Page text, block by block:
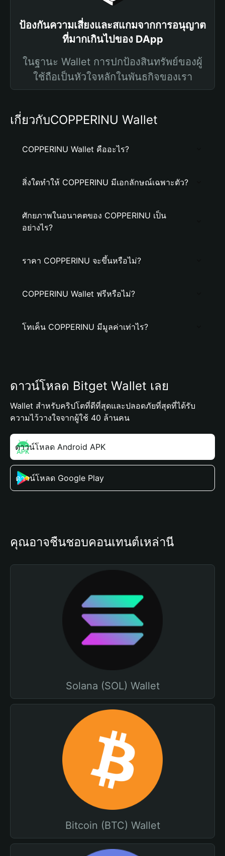
ป้องกันความเสี่ยงและสแกมจากการอนุญาต
ที่มากเกินไปของ DApp
ในฐานะ Wallet การปกป้องสินทรัพย์ของผู้
ใช้ถือเป็นหัวใจหลักในพันธกิจของเรา
เกี่ยวกับCOPPERINU Wallet
COPPERINU Wallet คืออะไร?
สิ่งใดทำให้ COPPERINU มีเอกลักษณ์เฉพาะตัว?
ศักยภาพในอนาคตของ COPPERINU เป็น
อย่างไร?
ราคา COPPERINU จะขึ้นหรือไม่?
COPPERINU Wallet ฟรีหรือไม่?
โทเค็น COPPERINU มีมูลค่าเท่าไร?
ดาวน์โหลด Bitget Wallet เลย
Wallet สำหรับคริปโตที่ดีที่สุดและปลอดภัยที่สุดที่ได้รับ
ความไว้วางใจจากผู้ใช้ 40 ล้านคน
ดาวน์โหลด Android APK
ดาวน์โหลด Google Play
คุณอาจชื่นชอบคอนเทนต์เหล่านี้
Solana (SOL) Wallet
Bitcoin (BTC) Wallet